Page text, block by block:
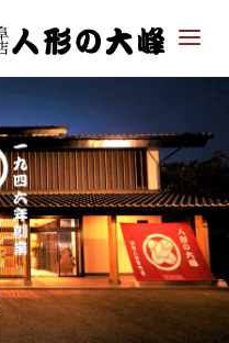
わた
の大
峰｜
ひな
人
形・
五月
人形
専門